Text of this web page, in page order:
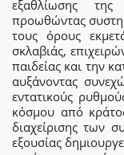
εξαθλίωσης της
προωθώντας
τους όρους
σκλαβιάς,
παιδείας και την
αυξάνοντας
εντατικούς
κόσμου από
διαχείρισης των
εξουσίας